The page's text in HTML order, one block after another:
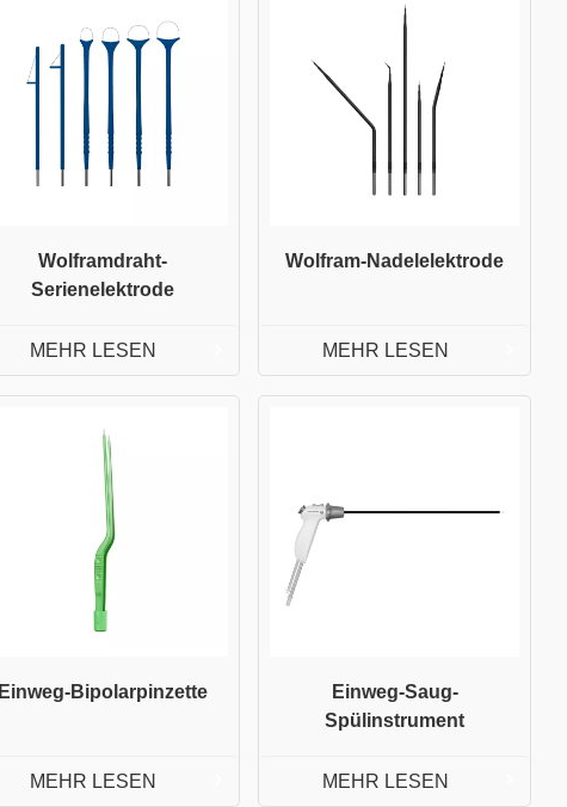
português
Wolframdraht-
Serienelektrode
MEHR LESEN
Wolfram-Nadelelektrode
MEHR LESEN
Einweg-Bipolarpinzette
MEHR LESEN
Einweg-Saug-
Spülinstrumentㅤ
MEHR LESEN